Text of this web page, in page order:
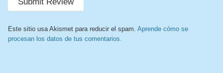
Este sitio usa Akismet para reducir el spam. Aprende cómo se
procesan los datos de tus comentarios.